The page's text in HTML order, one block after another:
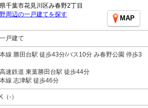
千葉市花見川区み春野2丁目
周辺の一戸建てを探す
MAP
戸建て
線 勝田台駅 徒歩43分/バス10分 み春野公園 停歩3
速鉄道 東葉勝田台駅 徒歩44分
線 志津駅 徒歩46分
-）